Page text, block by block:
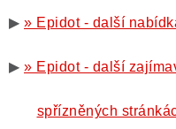
▶ » Epidot - další
▶ » Epidot - další
spřízněných